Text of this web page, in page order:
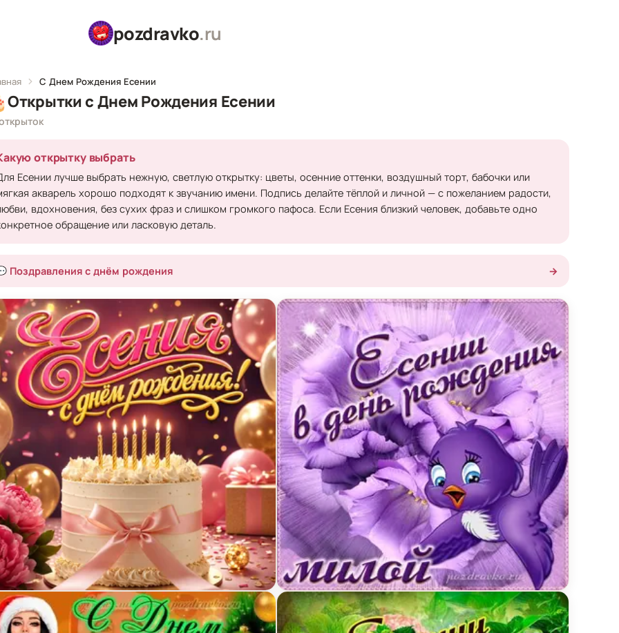
pozdravko.ru
С Днем Рождения Есении
Открытки с Днем Рождения Есении
открытку выбрать
Есении лучше выбрать нежную, светлую открытку: цветы, осенние оттенки, воздушный торт, бабочки или
акварель хорошо подходят к звучанию имени. Подпись делайте тёплой и личной — с пожеланием радости,
вдохновения, без сухих фраз и слишком громкого пафоса. Если Есения близкий человек, добавьте одно
обращение или ласковую деталь.
Поздравления с днём рождения →
с Днем Рождения Есении с праздничным тортом и свечамиОткрытка милой Есении в День Рождения с забавной